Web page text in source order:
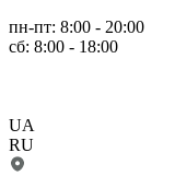
пн-пт: 8:00 - 20:00
сб: 8:00 - 18:00
UA
RU